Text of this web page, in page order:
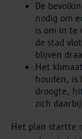
De
nodig om
is om in te
de stad
blijven
Het
houden,
droogte,
zich
Het plan startte